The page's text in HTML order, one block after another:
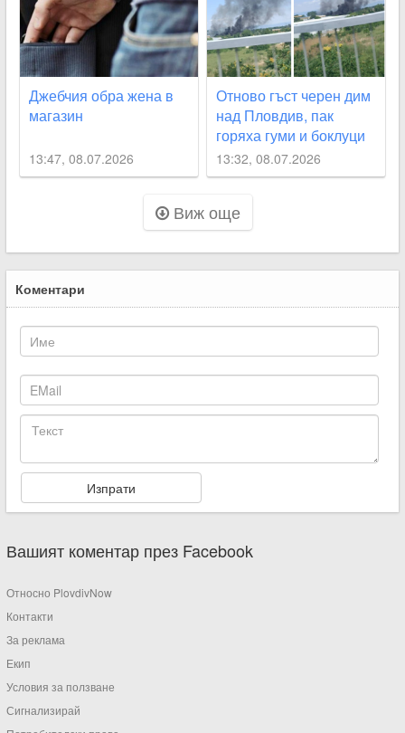
Джебчия обра жена в
магазин
13:47, 08.07.2026
Отново гъст черен дим
над Пловдив, пак
горяха гуми и боклуци
13:32, 08.07.2026
Виж още
Коментари
Вашият коментар през Facebook
Относно PlovdivNow
Контакти
За реклама
Екип
Условия за ползване
Сигнализирай